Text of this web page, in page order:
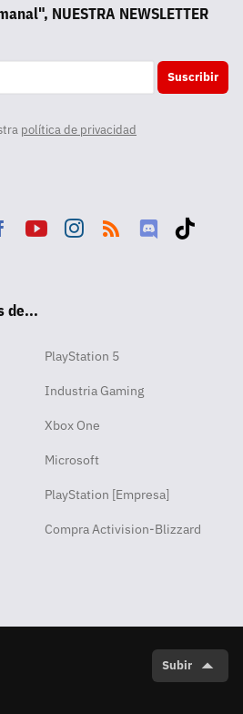
NUESTRA NEWSLETTER
Suscribir
política de privacidad
de...
PlayStation 5
Industria Gaming
Xbox One
Microsoft
PlayStation [Empresa]
Compra Activision-Blizzard
Subir